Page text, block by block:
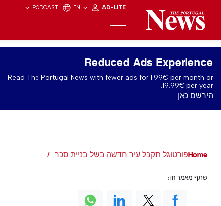
PODCAST EN AD-LITE
Reduced Ads Experience
Read The Portugal News with fewer ads for 1.99€ per month or
19.99€ per year.
הירשם כאן
Homeפורטוגל תקבל עיר חדשה בשל בניית סכר
שתף מאמר זה: